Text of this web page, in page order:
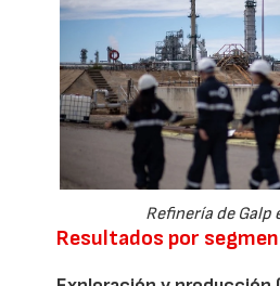
Refinería de Galp
Resultados por